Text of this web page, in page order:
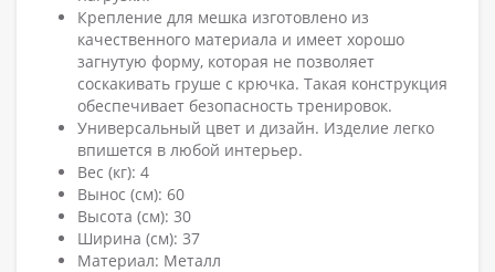
Крепление для мешка изготовлено из
качественного материала и имеет хорошо
загнутую форму, которая не позволяет
соскакивать груше с крючка. Такая конструкция
обеспечивает безопасность тренировок.
Универсальный цвет и дизайн. Изделие легко
впишется в любой интерьер.
Вес (кг): 4
Вынос (см): 60
Высота (см): 30
Ширина (см): 37
Материал: Металл